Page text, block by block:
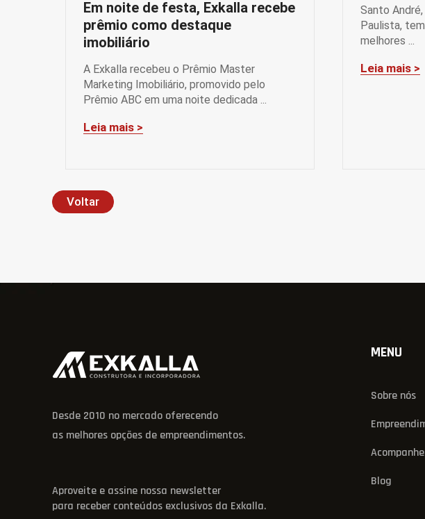
Em noite de festa, Exkalla recebe
prêmio como destaque
imobiliário
A Exkalla recebeu o Prêmio Master
Marketing Imobiliário, promovido pelo
Prêmio ABC em uma noite dedicada ...
Leia mais >
Santo
Paulista,
melhores ...
Leia mais >
Voltar
Desde 2010 no mercado oferecendo
as melhores opções de empreendimentos.
Aproveite e assine nossa newsletter
para receber conteúdos exclusivos da Exkalla.
MENU
Sobre nós
Blog